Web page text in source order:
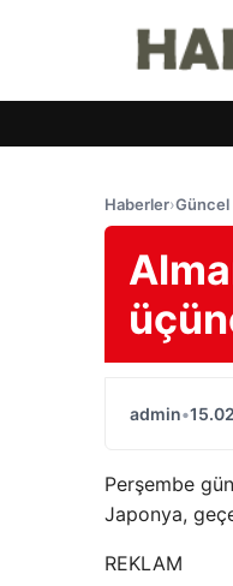
Haberler›Güncel
admin•
Perşembe
Japonya,
REKLAM